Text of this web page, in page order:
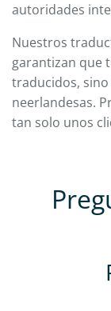
autoridades
Nuestros
garantizan que
traducidos,
neerlandesas.
tan solo unos